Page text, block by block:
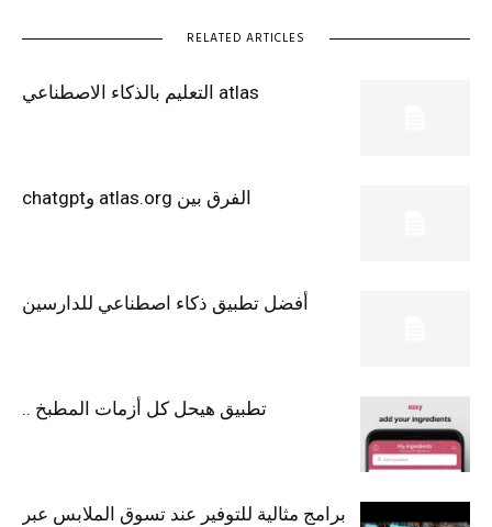
RELATED ARTICLES
atlas التعليم بالذكاء الاصطناعي
الفرق بين atlas.org وchatgpt
أفضل تطبيق ذكاء اصطناعي للدارسين
تطبيق هيحل كل أزمات المطبخ ..
برامج مثالية للتوفير عند تسوق الملابس عبر